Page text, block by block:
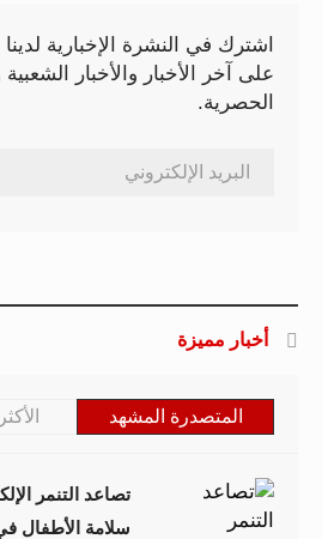
اشترك في النشرة الإخبارية
على آخر الأخبار والأخبار الشعبية
الحصرية.
أخبار مميزة
المتصدرة المشهد
تصاعد التنمر
سلامة الأطفال